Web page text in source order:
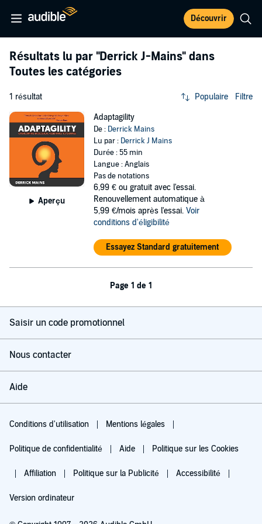
Découvrir
Résultats lu par "Derrick J-Mains" dans
Toutes les catégories
1 résultat Populaire Filtre
Aperçu
Adaptagility
De : Derrick Mains
Lu par : Derrick J Mains
Durée : 55 min
Langue : Anglais
Pas de notations
6,99 € ou gratuit avec l'essai.
Renouvellement automatique à
5,99 €/mois après l'essai. Voir
conditions d'éligibilité
Essayez Standard gratuitement
Page 1 de 1
Saisir un code promotionnel
Nous contacter
Aide
Conditions d'utilisation Mentions légales
Politique de confidentialité Aide Politique sur les Cookies
Affiliation Politique sur la Publicité Accessibilité
Version ordinateur